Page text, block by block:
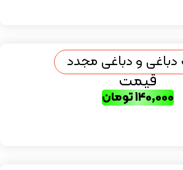
دباغی و دباغی مجدد
قیمت
۱۴۰,۰۰۰تومان